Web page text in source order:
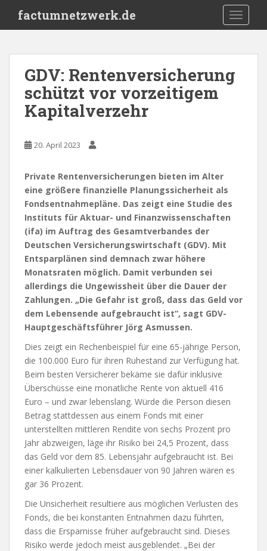
i
factumnetzwerk.de
GDV: Rentenversicherung
schützt vor vorzeitigem
Kapitalverzehr
20. April 2023
Private Rentenversicherungen bieten im Alter
eine größere finanzielle Planungssicherheit als
Fondsentnahmepläne. Das zeigt eine Studie des
Instituts für Aktuar- und Finanzwissenschaften
(ifa) im Auftrag des Gesamtverbandes der
Deutschen Versicherungswirtschaft (GDV). Mit
Entsparplänen sind demnach zwar höhere
Monatsraten möglich. Damit verbunden sei
allerdings die Ungewissheit über die Dauer der
Zahlungen. „Die Gefahr ist groß, dass das Geld vor
dem Lebensende aufgebraucht ist“, sagt GDV-
Hauptgeschäftsführer Jörg Asmussen.
Dies zeigt ein Rechenbeispiel für eine 65-jährige Person,
die 100.000 Euro für ihren Ruhestand zur Verfügung hat.
Beim besten Versicherer bekäme sie dafür inklusive
Überschüsse eine monatliche Rente von aktuell 416
Euro – und zwar lebenslang. Würde die Person diesen
Betrag stattdessen aus einem Fonds mit einer
unterstellten mittleren Rendite von sechs Prozent pro
Jahr abzweigen, läge ihr Risiko bei 24,5 Prozent, dass
das Geld vor dem 85. Lebensjahr aufgebraucht ist. Bei
einer kalkulierten Lebensdauer von 90 Jahren wären es
gar 36 Prozent.
Die Unsicherheit resultiere aus möglichen Verlusten des
Fonds, die bei konstanten Entnahmen dazu führten,
dass die Ersparnisse früher aufgebraucht sind. Dieses
Risiko werde jedoch meist ausgeblendet. „Bei der